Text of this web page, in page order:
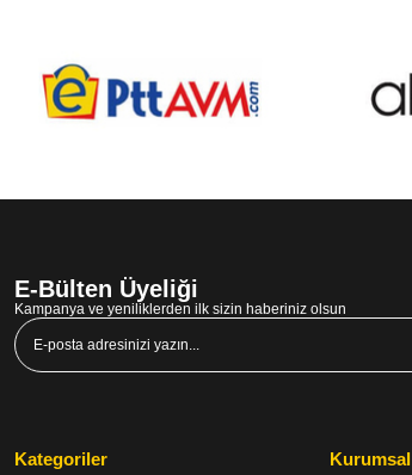
E-Bülten Üyeliği
Kampanya ve yeniliklerden ilk sizin haberiniz olsun
Kategoriler Kurumsal